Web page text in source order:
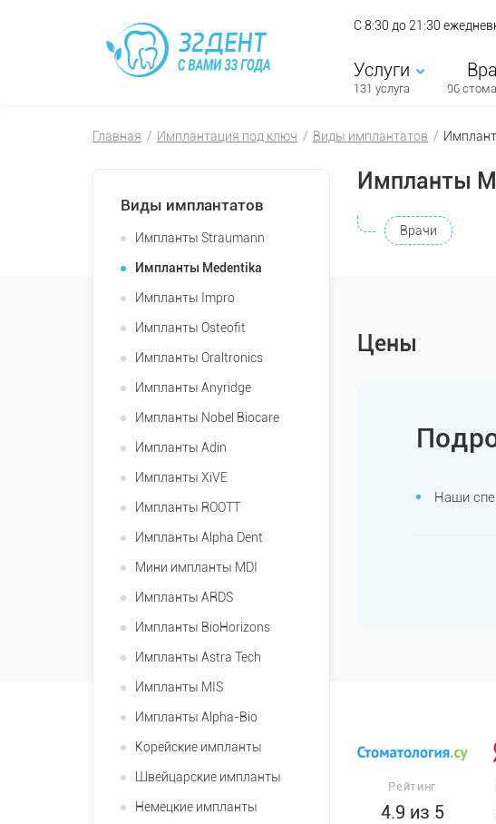
С 8:30 до 21:30
Услуги
131 услуга 96
Главная Имплантация под ключ Виды имплантатов
Виды имплантатов
Импланты Straumann
Импланты Medentika
Импланты Impro
Импланты Osteofit
Импланты Oraltronics
Импланты Anyridge
Импланты Nobel Biocare
Импланты Adin
Импланты XiVE
Импланты ROOTT
Импланты Alpha Dent
Мини импланты MDI
Импланты ARDS
Импланты BioHorizons
Импланты Astra Tech
Импланты MIS
Импланты Alpha-Bio
Корейские импланты
Швейцарские импланты
Немецкие импланты
Импланты
Врачи
Цены
Наши
Рейтинг
4.9 из 5